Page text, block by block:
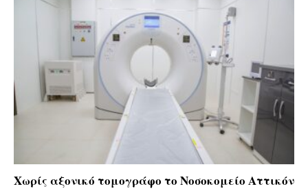
Χωρίς αξονικό τομογράφο το Νοσοκομείο Αττικόν